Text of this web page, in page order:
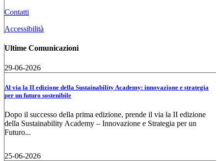
Contatti
Accessibilità
Ultime Comunicazioni
29-06-2026
Al via la II edizione della Sustainability Academy: innovazione e strategia
per un futuro sostenibile
Dopo il successo della prima edizione, prende il via la II edizione
della Sustainability Academy – Innovazione e Strategia per un
Futuro...
25-06-2026